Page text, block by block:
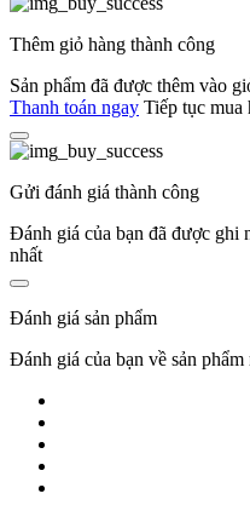
Thêm giỏ hàng thành công
Sản phẩm đã được thêm vào
Thanh toán ngay Tiếp tục mua
Gửi đánh giá thành công
Đánh giá của bạn đã được ghi
nhất
Đánh giá sản phẩm
Đánh giá của bạn về sản phẩm